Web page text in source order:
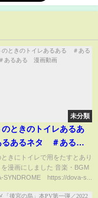
未分類
のときのトイレあるあ
あるネタ ＃あるあ
画
きにトイレで用をたすとあり
漫画にしました 音楽・BGM
SYNDROME https://dova-s...